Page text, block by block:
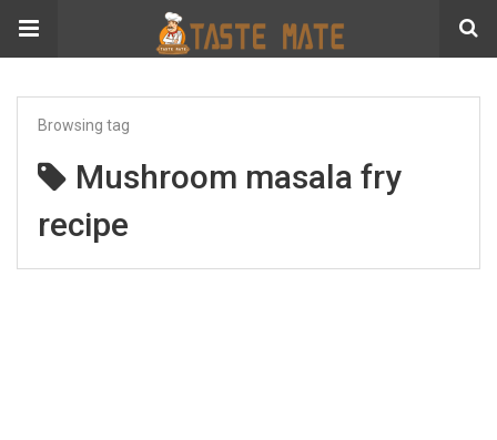
Browsing tag
Mushroom masala fry
recipe